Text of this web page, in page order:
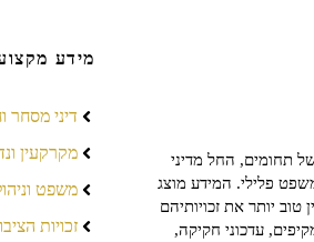
תחומים, החל מדיני
פלילי. המידע מוצג
יותר את זכויותיהם
עדכוני חקיקה,
מידע
דיני מסחר
מקרקעין
משפט
זכויות